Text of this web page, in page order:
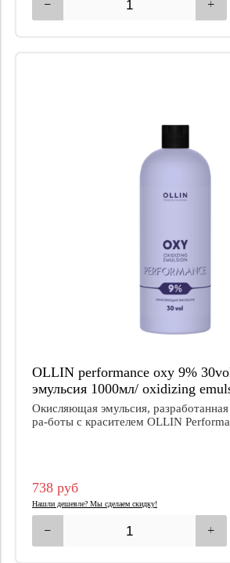
OLLIN performance oxy 9%
эмульсия 1000мл/ oxidizing
Окисляющая эмульсия,
ра-боты с красителем OLLIN
738 руб
Нашли дешевле? Мы сделаем скидку!